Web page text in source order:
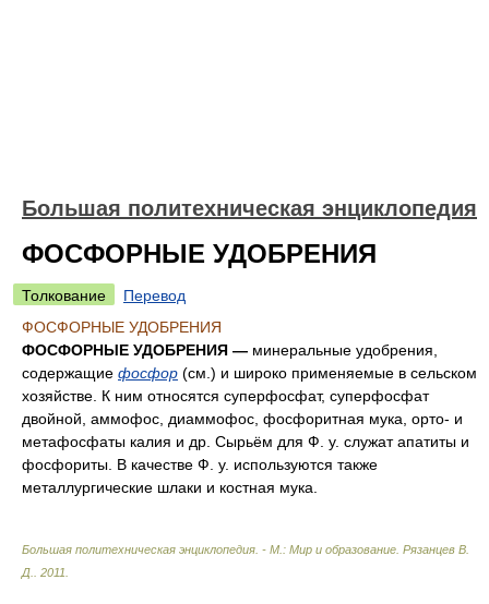
Большая политехническая энциклопедия
ФОСФОРНЫЕ УДОБРЕНИЯ
Толкование
Перевод
ФОСФОРНЫЕ УДОБРЕНИЯ
ФОСФОРНЫЕ УДОБРЕНИЯ — минеральные удобрения,
содержащие фосфор (см.) и широко применяемые в сельском
хозяйстве. К ним относятся суперфосфат, суперфосфат
двойной, аммофос, диаммофос, фосфоритная мука, орто- и
метафосфаты калия и др. Сырьём для Ф. у. служат апатиты и
фосфориты. В качестве Ф. у. используются также
металлургические шлаки и костная мука.
Большая политехническая энциклопедия. - М.: Мир и образование Рязанцев В.
Д.
2011